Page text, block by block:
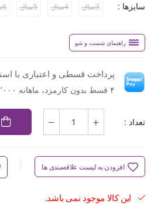
سایزها : 3سال 4سال 5سال 6سال
راهنمای شست و شو
پرداخت قسطی و اعتباری با
۴ قسط بدون کارمزد، ماهانه ۷۴۲٬۰۰۰ تومان
تعداد :
افزودن به لیست علاقه‌مندی ها
این کالا موجود نمی باشد.